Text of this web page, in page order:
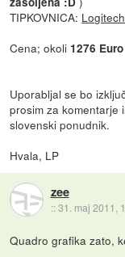
TIPKOVNICA:
Cena; okoli 1276 Euro
Uporabljal se bo
prosim za komentarje
slovenski ponudnik.
Hvala, LP
zee
::31. maj 2011,
Quadro grafika zato,